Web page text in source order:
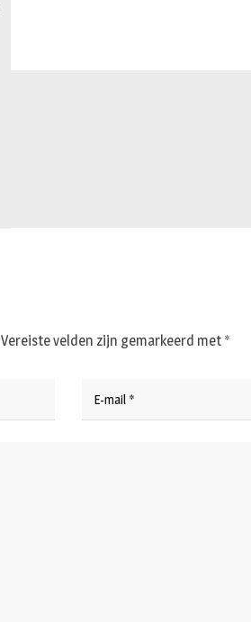
Vereiste velden zijn gemarkeerd met *